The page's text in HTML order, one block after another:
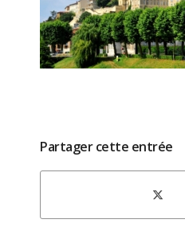
Partager cette entrée